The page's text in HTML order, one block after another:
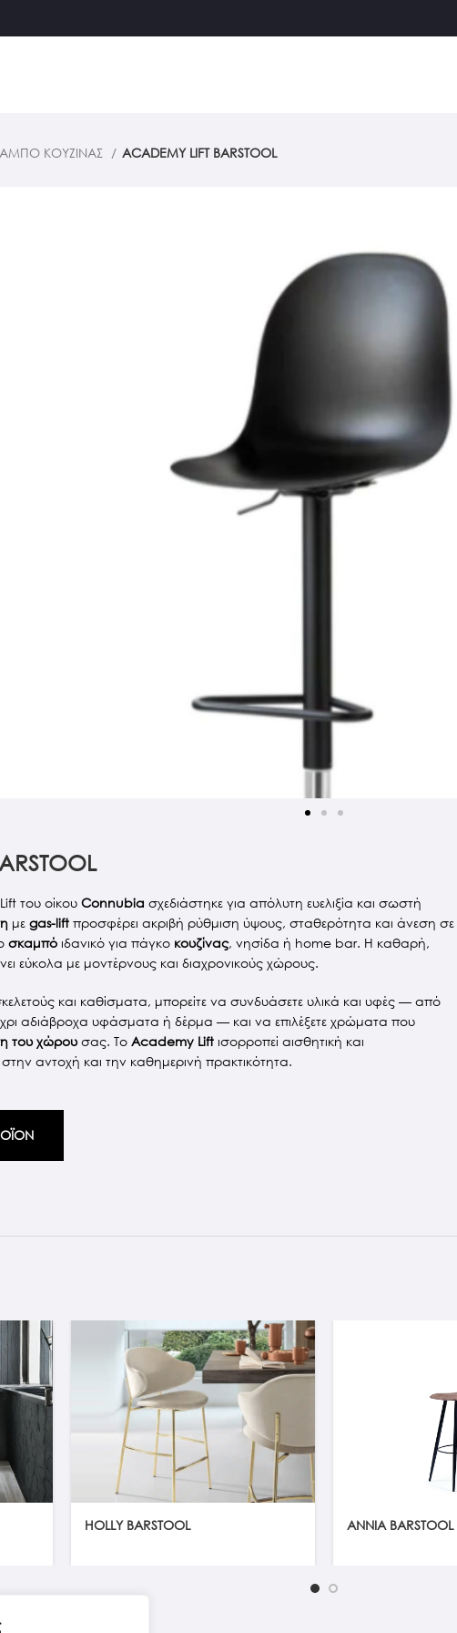
ΚΟΥΖΙΝΑΣ ACADEMY LIFT BARSTOOL
του οίκου Connubia σχεδιάστηκε για απόλυτη ευελιξία και σωστή
με gas-lift προσφέρει ακριβή ρύθμιση ύψους, σταθερότητα και άνεση σε
σκαμπό ιδανικό για πάγκο κουζίνας, νησίδα ή home bar. Η καθαρή,
εύκολα με μοντέρνους και διαχρονικούς χώρους.
και καθίσματα, μπορείτε να συνδυάσετε υλικά και υφές — από
αδιάβροχα υφάσματα ή δέρμα — και να επιλέξετε χρώματα που
του χώρουσας. Το Academy Lift ισορροπεί αισθητική και
αντοχή και την καθημερινή πρακτικότητα.
HOLLY BARSTOOL ΑΝΝΙΑ BARSTOOL